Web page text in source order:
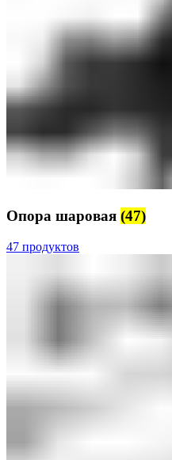
Опора шаровая (47)
47 продуктов